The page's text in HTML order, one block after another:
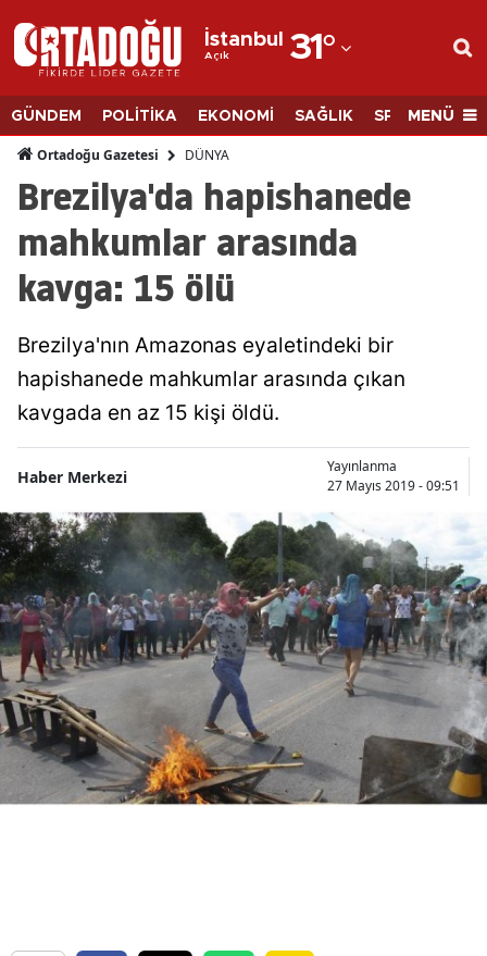
İstanbul
Açık 31°
Adana
Adıyaman
Afyonkarahisar
Ağrı
Amasya
Ankara
Antalya
Artvin
Aydın
Bilecik
Bingöl
Bitlis
Bolu
Burdur
Bursa
Çanakkale
GÜNDEM POLİTİKA EKONOMİ SAĞLIK SPORMENÜ
Ortadoğu Gazetesi DÜNYA
Brezilya'da hapishanede
mahkumlar arasında
kavga: 15 ölü
Brezilya'nın Amazonas eyaletindeki bir
hapishanede mahkumlar arasında çıkan
kavgada en az 15 kişi öldü.
Haber Merkezi
Yayınlanma
27 Mayıs 2019 - 09:51